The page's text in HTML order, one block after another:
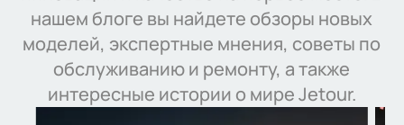
ЦВЕТ
Белый
Черный
Зеленый
Коричневый
Синий
нашем блоге вы найдете обзоры новых
моделей, экспертные мнения, советы по
обслуживанию и ремонту, а также
интересные истории о мире Jetour.